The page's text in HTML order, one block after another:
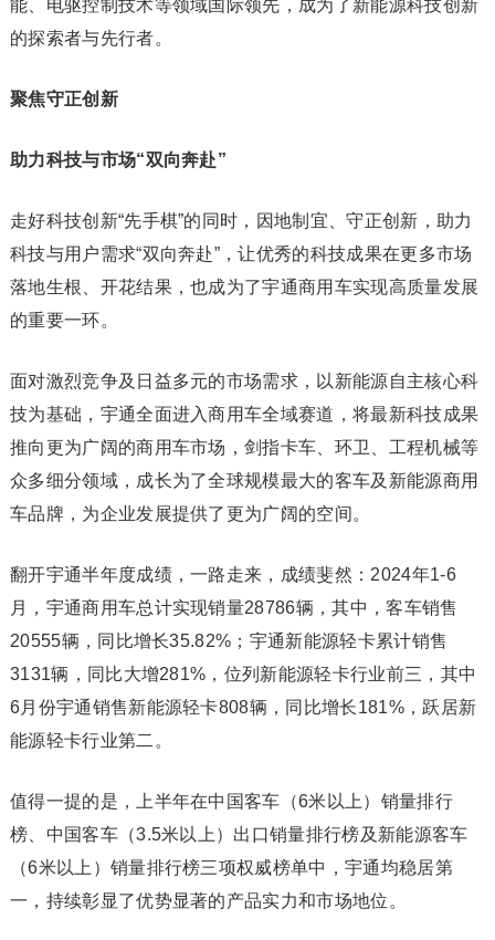
能、电驱控制技术等领域国际领先，成为了新能源科技创新
的探索者与先行者。
聚焦守正创新
助力科技与市场“双向奔赴”
走好科技创新“先手棋”的同时，因地制宜、守正创新，助力
科技与用户需求“双向奔赴”，让优秀的科技成果在更多市场
落地生根、开花结果，也成为了宇通商用车实现高质量发展
的重要一环。
面对激烈竞争及日益多元的市场需求，以新能源自主核心科
技为基础，宇通全面进入商用车全域赛道，将最新科技成果
推向更为广阔的商用车市场，剑指卡车、环卫、工程机械等
众多细分领域，成长为了全球规模最大的客车及新能源商用
车品牌，为企业发展提供了更为广阔的空间。
翻开宇通半年度成绩，一路走来，成绩斐然：2024年1-6
月，宇通商用车总计实现销量28786辆，其中，客车销售
20555辆，同比增长35.82%；宇通新能源轻卡累计销售
3131辆，同比大增281%，位列新能源轻卡行业前三，其中
6月份宇通销售新能源轻卡808辆，同比增长181%，跃居新
能源轻卡行业第二。
值得一提的是，上半年在中国客车（6米以上）销量排行
榜、中国客车（3.5米以上）出口销量排行榜及新能源客车
（6米以上）销量排行榜三项权威榜单中，宇通均稳居第
一，持续彰显了优势显著的产品实力和市场地位。